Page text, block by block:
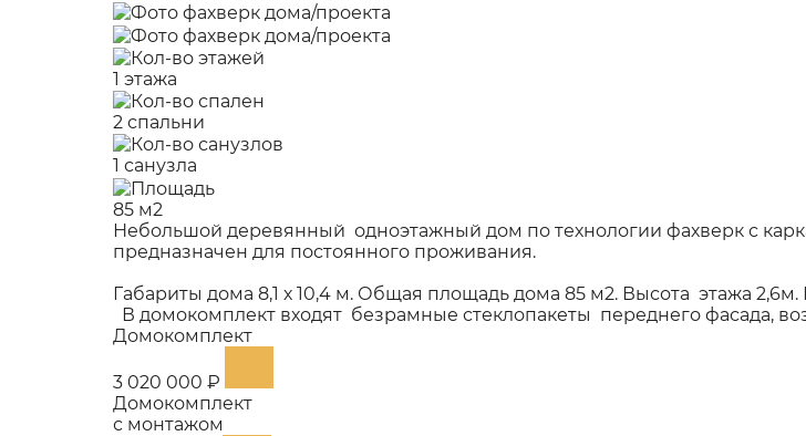
1 этажа
2 спальни
1 санузла
85 м2
Небольшой деревянный одноэтажный дом по технологии фахверк с
предназначен для постоянного проживания.
Габариты дома 8,1 х 10,4 м. Общая площадь дома 85 м2. Высота этажа 2,6м.
В домокомплект входят безрамные стеклопакеты переднего фасада,
Домокомплект
3 020 000 ₽
Домокомплект
с монтажом